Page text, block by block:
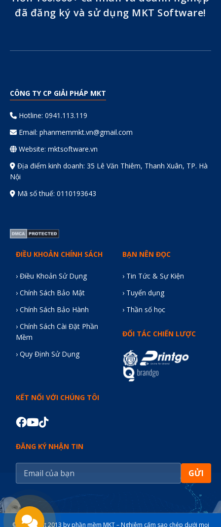
đã đăng ký và sử dụng MKT Software!
CÔNG TY CP GIẢI PHÁP MKT
Hotline: 0941.113.119
Email: phanmemmkt.vn@gmail.com
Website: mktsoftware.vn
Địa điểm kinh doanh: 35 Lê Văn Thiêm, Thanh Xuân, TP. Hà
Nội
Mã số thuế: 0110193643
ĐIỀU KHOẢN CHÍNH SÁCH
› Điều Khoản Sử Dụng
› Chính Sách Bảo Mật
› Chính Sách Bảo Hành
› Chính Sách Cài Đặt Phần
Mềm
› Quy Định Sử Dụng
BẠN NÊN ĐỌC
› Tin Tức & Sự Kiện
› Tuyển dụng
› Thần số học
ĐỐI TÁC CHIẾN LƯỢC
KẾT NỐI VỚI CHÚNG TÔI
ĐĂNG KÝ NHẬN TIN
GỬI
© Copyright 2013 by phần mềm MKT – Nghiêm cấm sao chép dưới mọi